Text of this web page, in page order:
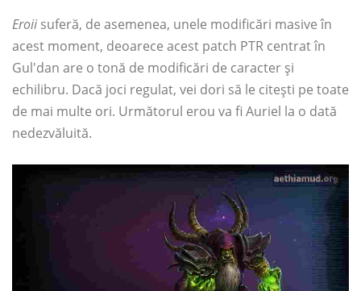
Eroii suferă, de asemenea, unele modificări masive în
acest moment, deoarece acest patch PTR centrat în
Gul'dan are o tonă de modificări de caracter și
echilibru. Dacă joci regulat, vei dori să le citești pe toate
de mai multe ori. Următorul erou va fi Auriel la o dată
nedezvăluită.